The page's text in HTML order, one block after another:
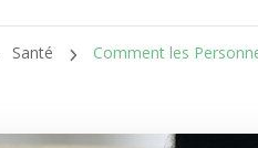
Santé Comment les